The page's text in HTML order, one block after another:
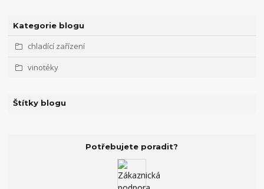
Kategorie blogu
chladící zařízení
vinotéky
Štítky blogu
Potřebujete poradit?